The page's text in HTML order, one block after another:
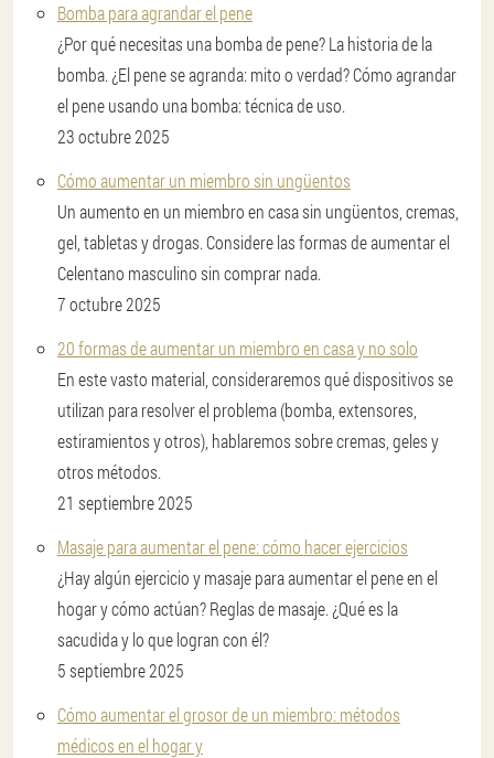
Bomba para agrandar el pene
¿Por qué necesitas una bomba de pene? La historia de la
bomba. ¿El pene se agranda: mito o verdad? Cómo agrandar
el pene usando una bomba: técnica de uso.
23 octubre 2025
Cómo aumentar un miembro sin ungüentos
Un aumento en un miembro en casa sin ungüentos, cremas,
gel, tabletas y drogas. Considere las formas de aumentar el
Celentano masculino sin comprar nada.
7 octubre 2025
20 formas de aumentar un miembro en casa y no solo
En este vasto material, consideraremos qué dispositivos se
utilizan para resolver el problema (bomba, extensores,
estiramientos y otros), hablaremos sobre cremas, geles y
otros métodos.
21 septiembre 2025
Masaje para aumentar el pene: cómo hacer ejercicios
¿Hay algún ejercicio y masaje para aumentar el pene en el
hogar y cómo actúan? Reglas de masaje. ¿Qué es la
sacudida y lo que logran con él?
5 septiembre 2025
Cómo aumentar el grosor de un miembro: métodos
médicos en el hogar y